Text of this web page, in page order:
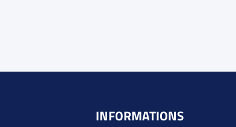
INFORMATIONS